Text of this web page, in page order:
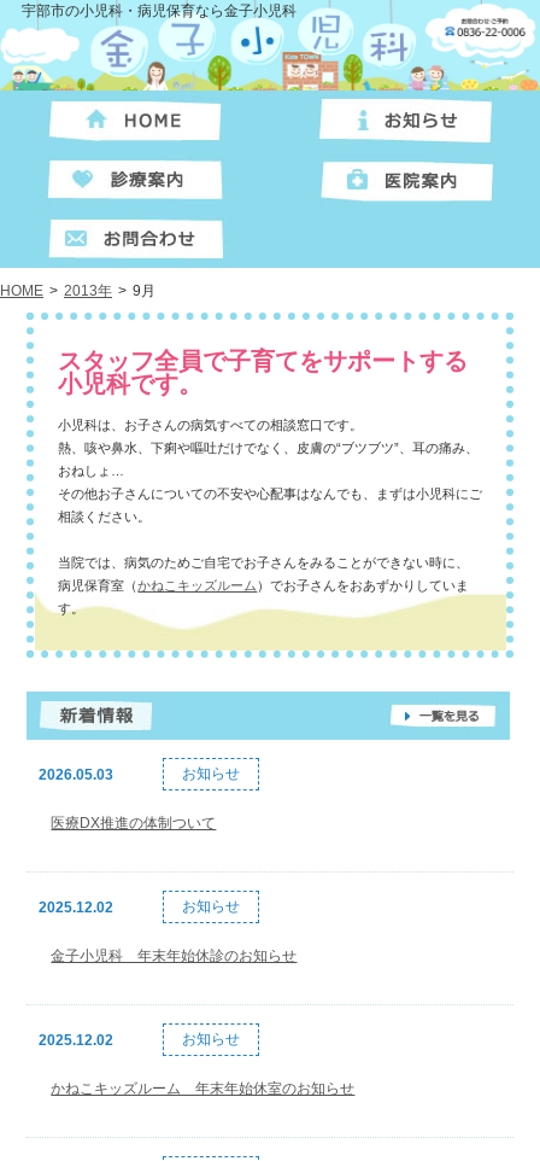
宇部市の小児科・病児保育なら金子小児科
HOME > 2013年 > 9月
スタッフ全員で子育てをサポートする
小児科です。
小児科は、お子さんの病気すべての相談窓口です。
熱、咳や鼻水、下痢や嘔吐だけでなく、皮膚の“ブツブツ”、耳の痛み、
おねしょ…
その他お子さんについての不安や心配事はなんでも、まずは小児科にご
相談ください。
当院では、病気のためご自宅でお子さんをみることができない時に、
病児保育室（かねこキッズルーム ）でお子さんをおあずかりしていま
す。
2026.05.03 お知らせ
医療DX推進の体制ついて
2025.12.02 お知らせ
金子小児科 年末年始休診のお知らせ
2025.12.02 お知らせ
かねこキッズルーム 年末年始休室のお知らせ